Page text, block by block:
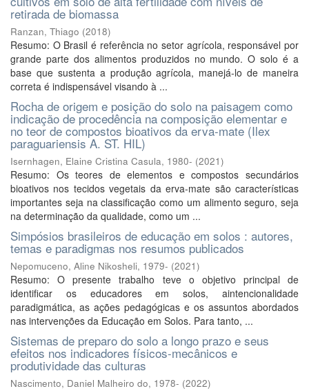
retirada de biomassa
Ranzan, Thiago (2018)
Resumo: O Brasil é referência no setor agrícola, responsável por
grande parte dos alimentos produzidos no mundo. O solo é a
base que sustenta a produção agrícola, manejá-lo de maneira
correta é indispensável visando à ...
Rocha de origem e posição do solo na paisagem como
indicação de procedência na composição elementar e
no teor de compostos bioativos da erva-mate (Ilex
paraguariensis A. ST. HIL)
Isernhagen, Elaine Cristina Casula, 1980- (2021)
Resumo: Os teores de elementos e compostos secundários
bioativos nos tecidos vegetais da erva-mate são características
importantes seja na classificação como um alimento seguro, seja
na determinação da qualidade, como um ...
Simpósios brasileiros de educação em solos : autores,
temas e paradigmas nos resumos publicados
Nepomuceno, Aline Nikosheli, 1979- (2021)
Resumo: O presente trabalho teve o objetivo principal de
identificar os educadores em solos, aintencionalidade
paradigmática, as ações pedagógicas e os assuntos abordados
nas intervenções da Educação em Solos. Para tanto, ...
Sistemas de preparo do solo a longo prazo e seus
efeitos nos indicadores físicos-mecânicos e
produtividade das culturas
Nascimento, Daniel Malheiro do, 1978- (2022)